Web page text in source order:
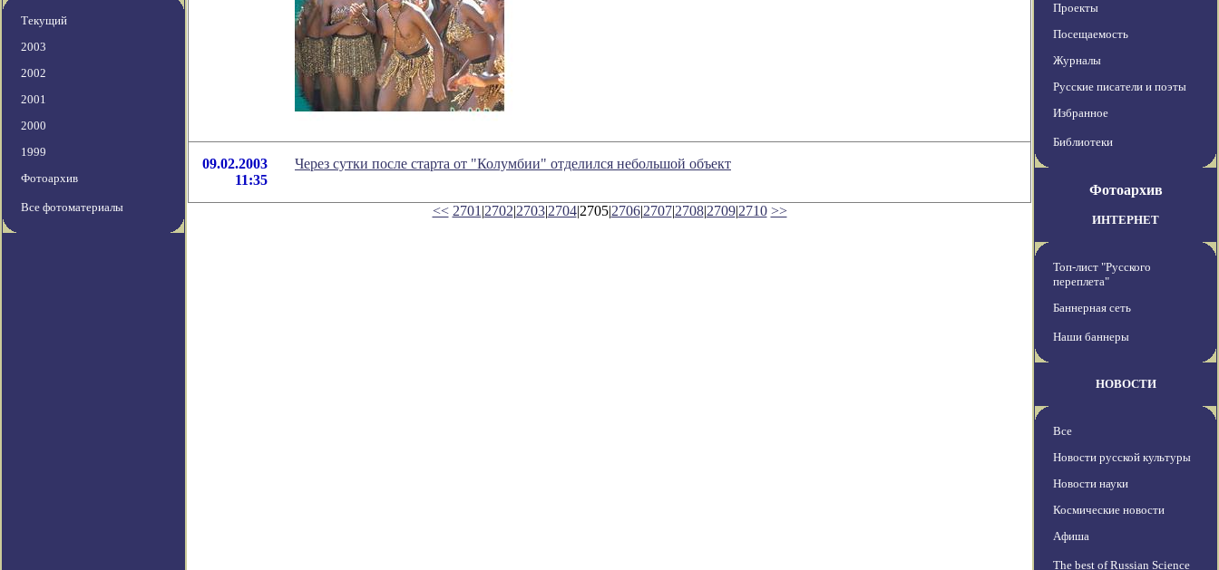
Текущий
2003
2002
2001
2000
1999
Фотоархив
Все фотоматериалы
09.02.2003
11:35
Через сутки после старта от "Колумбии" отделился небольшой объект
<< 2701 |2702|2703|2704|2705|2706|2707|2708|2709|2710 >>
Проекты
Посещаемость
Журналы
Русские писатели и поэты
Избранное
Библиотеки
Фотоархив
ИНТЕРНЕТ
Топ-лист "Русского
переплета"
Баннерная сеть
Наши баннеры
НОВОСТИ
Все
Новости русской культуры
Новости науки
Космические новости
Афиша
The best of Russian Science